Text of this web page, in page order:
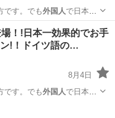
です。でも外国人 で日本語
学ばなくてはいけ…
！!日本一効果的でお手
!！ドイツ語の…
8月4日
です。でも外国人 で日本語